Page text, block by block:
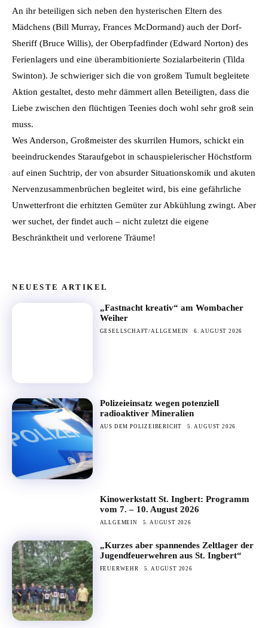
An ihr beteiligen sich neben den hysterischen Eltern des
Mädchens (Bill Murray, Frances McDormand) auch der Dorf-
Sheriff (Bruce Willis), der Oberpfadfinder (Edward Norton) des
Ferienlagers und eine überambitionierte Sozialarbeiterin (Tilda
Swinton). Je schwieriger sich die von großem Tumult begleitete
Aktion gestaltet, desto mehr dämmert allen Beteiligten, dass die
Liebe zwischen den flüchtigen Teenies doch wohl sehr groß sein
muss.
Wes Anderson, Großmeister des skurrilen Humors, schickt ein
beeindruckendes Staraufgebot in schauspielerischer Höchstform
auf einen Suchtrip, der von absurder Situationskomik und akuten
Nervenzusammenbrüchen begleitet wird, bis eine gefährliche
Unwetterfront die erhitzten Gemüter zur Abkühlung zwingt. Aber
wer suchet, der findet auch – nicht zuletzt die eigene
Beschränktheit und verlorene Träume!
NEUESTE ARTIKEL
„Fastnacht kreativ“ am Wombacher
Weiher
GESELLSCHAFT/ALLGEMEIN 6. AUGUST 2026
Polizeieinsatz wegen potenziell
radioaktiver Mineralien
AUS DEM POLIZEIBERICHT 5. AUGUST 2026
Kinowerkstatt St. Ingbert: Programm
vom 7. – 10. August 2026
ALLGEMEIN 5. AUGUST 2026
„Kurzes aber spannendes Zeltlager der
Jugendfeuerwehren aus St. Ingbert“
FEUERWEHR 5. AUGUST 2026